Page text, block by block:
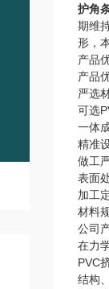
护角
期维
形，
产品
产品
严选
可选
一体
精准
做工
表面
加工
材料
公司
在力
PVC
结构